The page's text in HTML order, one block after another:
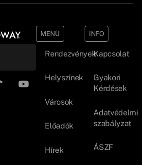
MENÜ
Rendezvények
Helyszínek
Városok
Előadók
Hírek
INFO
Kapcsolat
Gyakori
Kérdések
Adatvédelmi
szabályzat
ÁSZF